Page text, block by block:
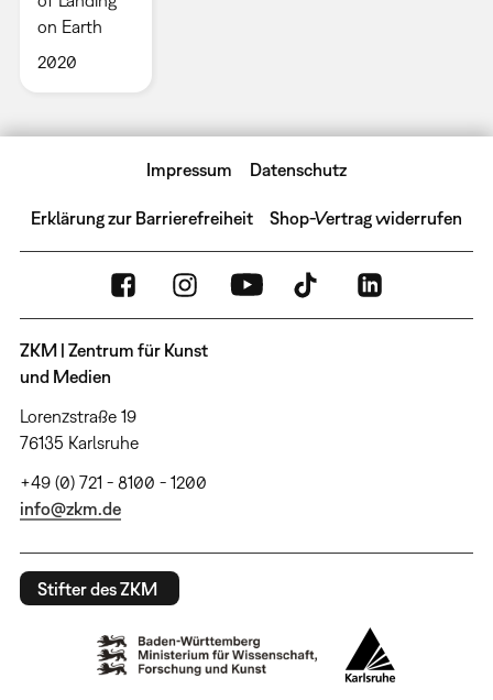
on Earth
2020
Impressum Datenschutz
Erklärung zur Barrierefreiheit Shop-Vertrag widerrufen
ZKM | Zentrum für Kunst
und Medien
Lorenzstraße 19
76135 Karlsruhe
+49 (0) 721 - 8100 - 1200
info@zkm.de
Stifter des ZKM